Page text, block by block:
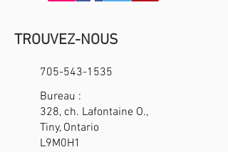
TROUVEZ-NOUS
705-543-1535
Bureau :
328, ch. Lafontaine O.,
Tiny, Ontario
L9M0H1